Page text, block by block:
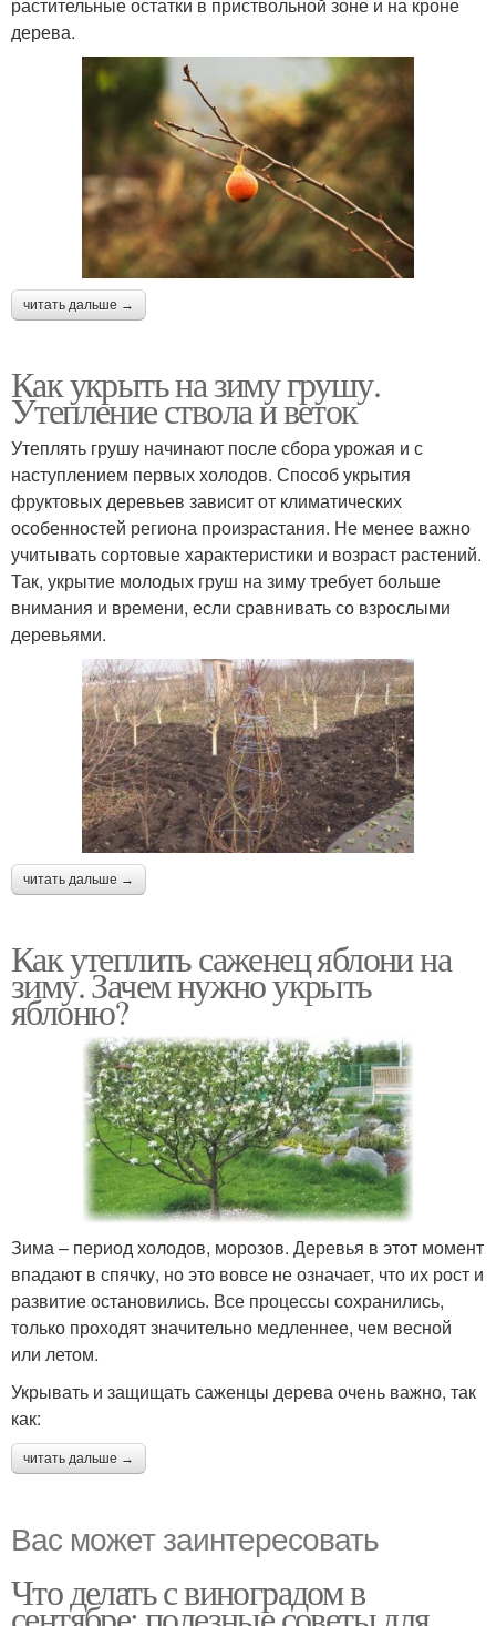
дерева.
читать дальше →
Как укрыть на зиму грушу.
Утепление ствола и веток
Утеплять грушу начинают после сбора урожая и с
наступлением первых холодов. Способ укрытия
фруктовых деревьев зависит от климатических
особенностей региона произрастания. Не менее важно
учитывать сортовые характеристики и возраст растений.
Так, укрытие молодых груш на зиму требует больше
внимания и времени, если сравнивать со взрослыми
деревьями.
читать дальше →
Как утеплить саженец яблони на
зиму. Зачем нужно укрыть
яблоню?
Зима – период холодов, морозов. Деревья в этот момент
впадают в спячку, но это вовсе не означает, что их рост и
развитие остановились. Все процессы сохранились,
только проходят значительно медленнее, чем весной
или летом.
Укрывать и защищать саженцы дерева очень важно, так
как:
читать дальше →
Вас может заинтересовать
Что делать с виноградом в